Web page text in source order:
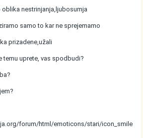
nestrinjanja,ljubosumja
samo to kar ne sprejemamo
prizadene,užali
temu uprete, vas spodbudi?
forum/html/emoticons/stari/icon_smile